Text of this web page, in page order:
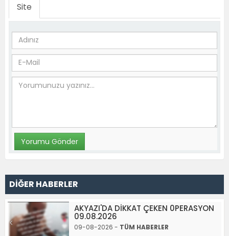
Site
DİĞER HABERLER
AKYAZI'DA DİKKAT ÇEKEN 0PERASYON
09.08.2026
09-08-2026 - TÜM HABERLER